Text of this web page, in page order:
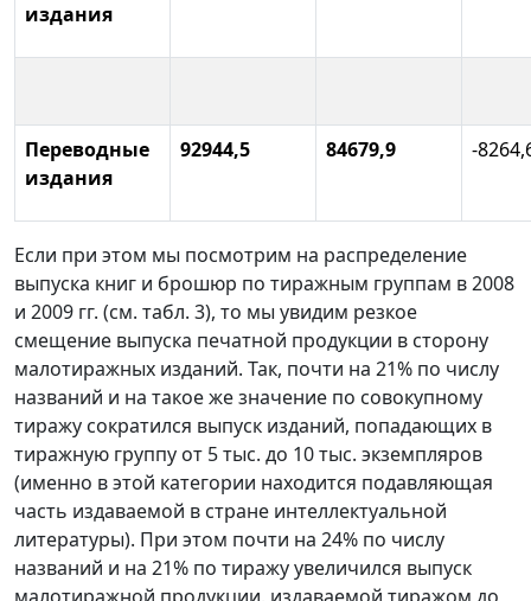
издания
Переводные
издания
92944,5 84679,9 -
Если при этом мы посмотрим на распределение
выпуска книг и брошюр по тиражным группам в 2008
и 2009 гг. (см. табл. 3), то мы увидим резкое
смещение выпуска печатной продукции в сторону
малотиражных изданий. Так, почти на 21% по числу
названий и на такое же значение по совокупному
тиражу сократился выпуск изданий, попадающих в
тиражную группу от 5 тыс. до 10 тыс. экземпляров
(именно в этой категории находится подавляющая
часть издаваемой в стране интеллектуальной
литературы). При этом почти на 24% по числу
названий и на 21% по тиражу увеличился выпуск